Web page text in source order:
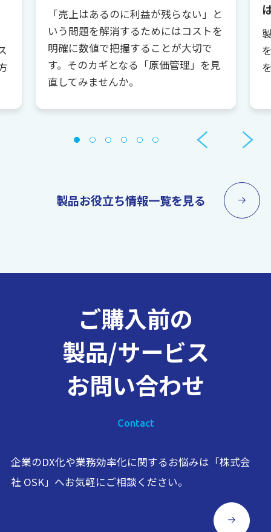
「売上はあるのに利益が残らない」と
いう問題を解消するためにはコストを
明確に数値で把握することが大切で
す。そのカギとなる「原価管理」を見
直してみませんか。
製品お役立ち情報一覧を見る
ご購入前の
製品/サービス
お問い合わせ
Contact
企業のDX化や業務効率化に関するお悩みは「株式会
社 OSK」へお気軽にご相談ください。